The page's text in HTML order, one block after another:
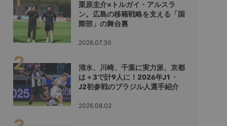
栗原圭介×トルガイ・アルスラ
ン。広島の移籍戦略を支える「国
際部」の舞台裏
2026.07.30
清水、川崎、千葉に実力派、京都
は＋3で計9人に！2026年J1・
J2初参戦のブラジル人選手紹介
2026.08.02